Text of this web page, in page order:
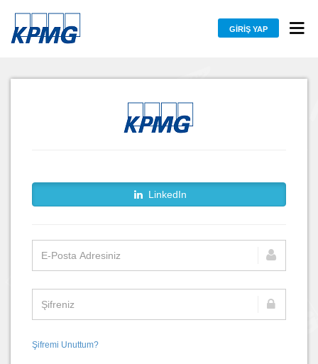
GIRIŞ YAP
LinkedIn
Şifremi Unuttum?